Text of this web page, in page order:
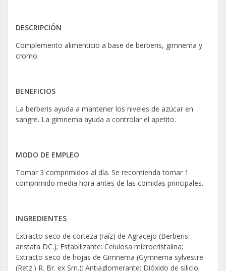
DESCRIPCIÓN
Complemento alimenticio a base de berberis, gimnema y
cromo.
BENEFICIOS
La berberis ayuda a mantener los niveles de azúcar en
sangre. La gimnema ayuda a controlar el apetito.
MODO DE EMPLEO
Tomar 3 comprimidos al día. Se recomienda tomar 1
comprimido media hora antes de las comidas principales.
INGREDIENTES
Extracto seco de corteza (raíz) de Agracejo (Berberis
aristata DC.); Estabilizante: Celulosa microcristalina;
Extracto seco de hojas de Gimnema (Gymnema sylvestre
(Retz.) R. Br. ex Sm.); Antiaglomerante: Dióxido de silicio;